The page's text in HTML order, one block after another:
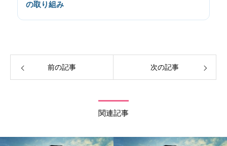
の取り組み
前の記事 次の記事
関連記事